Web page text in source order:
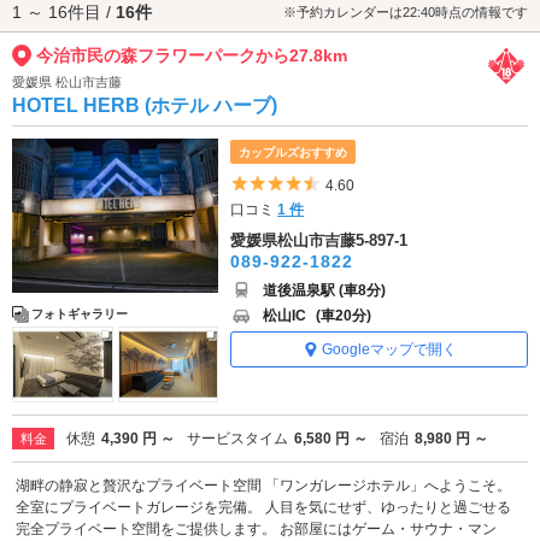
1 ～ 16件目 / 16件 ※予約カレンダーは22:40時点の情報です
今治市民の森フラワーパークから27.8km
愛媛県 松山市吉藤
HOTEL HERB (ホテル ハーブ)
フォトギャラリー
カップルズおすすめ
5つ星のうち4.5
4.60
口コミ1 件
愛媛県松山市吉藤5-897-1
089-922-1822
道後温泉駅 (車8分)
松山IC (車20分)
Googleマップで開く
料金 休憩 4,390 円 ～ サービスタイム 6,580 円 ～ 宿泊 8,980 円 ～
湖畔の静寂と贅沢なプライベート空間 「ワンガレージホテル」へようこそ。
全室にプライベートガレージを完備。 人目を気にせず、ゆったりと過ごせる
完全プライベート空間をご提供します。 お部屋にはゲーム・サウナ・マン